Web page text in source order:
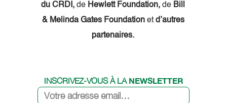
du CRDI, de Hewlett Foundation, de Bill
& Melinda Gates Foundation et d’autres
partenaires.
INSCRIVEZ-VOUS À LA NEWSLETTER